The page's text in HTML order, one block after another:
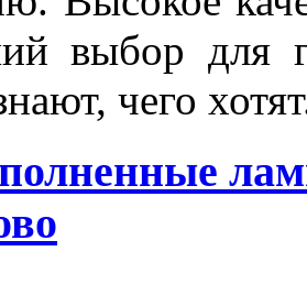
выбор для
чего